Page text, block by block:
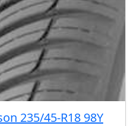
235/45-R18 98Y